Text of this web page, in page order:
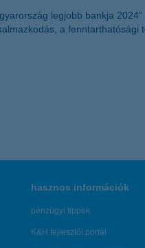
legjobb bankja
a
hasznos információk
pénzügyi tippek
K&H fejlesztői portál